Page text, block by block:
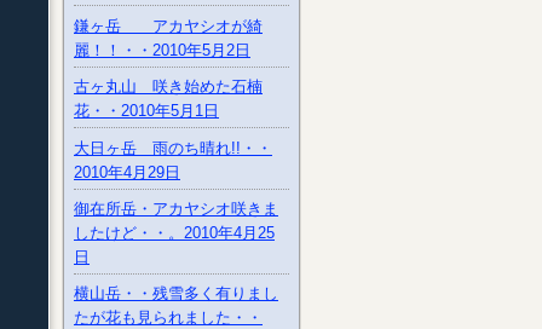
鎌ヶ岳 アカヤシオが綺
麗！！・・2010年5月2日
古ヶ丸山 咲き始めた石楠
花・・2010年5月1日
大日ヶ岳 雨のち晴れ!!・・
2010年4月29日
御在所岳・アカヤシオ咲きま
したけど・・。2010年4月25
日
横山岳・・残雪多く有りまし
たが花も見られました・・